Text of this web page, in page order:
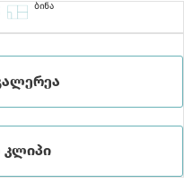
საფეხმავლო
მოედნითა და
ჯგუფი.
ბინა
კლიპი